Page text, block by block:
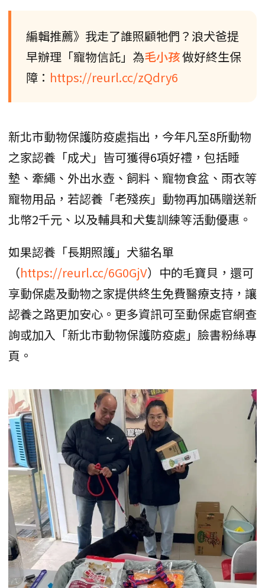
編輯推薦》我走了誰照顧牠們？浪犬爸提
早辦理「寵物信託」為毛小孩做好終生保
障： https://reurl.cc/zQdry6
新北市動物保護防疫處指出，今年凡至8所動物
之家認養「成犬」皆可獲得6項好禮，包括睡
墊、牽繩、外出水壺、飼料、寵物食盆、雨衣等
寵物用品，若認養「老殘疾」動物再加碼贈送新
北幣2千元、以及輔具和犬隻訓練等活動優惠。
如果認養「長期照護」犬貓名單
（https://reurl.cc/6G0GjV）中的毛寶貝，還可
享動保處及動物之家提供終生免費醫療支持，讓
認養之路更加安心。更多資訊可至動保處官網查
詢或加入「新北市動物保護防疫處」臉書粉絲專
頁。